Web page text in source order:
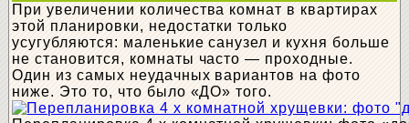
При увеличении количества комнат в квартирах
этой планировки, недостатки только
усугубляются: маленькие санузел и кухня больше
не становится, комнаты часто — проходные.
Один из самых неудачных вариантов на фото
ниже. Это то, что было «ДО» того.